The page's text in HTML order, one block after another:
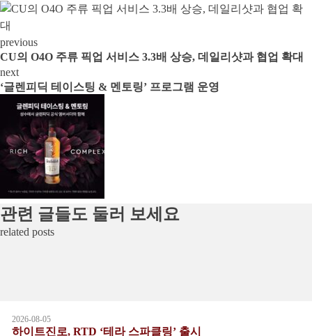
previous
CU의 O4O 주류 픽업 서비스 3.3배 상승, 데일리샷과 협업 확대
next
‘글렌피딕 테이스팅 & 멘토링’ 프로그램 운영
관련 글들도 둘러 보세요
related posts
2026-08-05
하이트진로, RTD ‘테라 스파클링’ 출시